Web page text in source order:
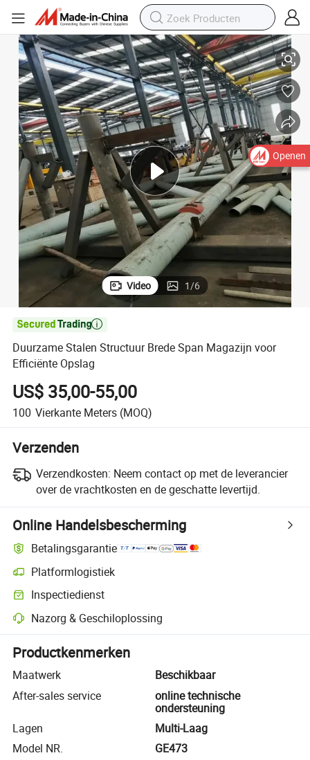
Duurzame Stalen Structuur Brede Span Magazijn voor Efficiënte Opslag
Video 1/6

Duurzame Stalen Structuur Brede Span Magazijn voor
Efficiënte Opslag
US$ 35,00-55,00
100 Vierkante Meters (MOQ)
Verzenden
Verzendkosten: Neem contact op met de leverancier
over de vrachtkosten en de geschatte levertijd.
Online Handelsbescherming
Betalingsgarantie
Platformlogistiek
Duidelijker zendingtracking met platformondersteunde logistiek
Inspectiedienst
Optionele pre-shipment inspectie voor kwaliteits- en
Nazorg & Geschiloplossing
Platformondersteunde geschiloplossing, inclusief terugbetalingen of
Productkenmerken
Maatwerk
Beschikbaar
After-sales service
online technische
ondersteuning
Lagen
Multi-Laag
Model NR.
GE473
Openen